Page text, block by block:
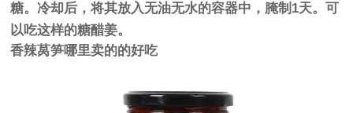
糖。冷却后，将其放入无油无水的容器中，腌制1天。可
以吃这样的糖醋姜。
香辣莴笋哪里卖的的好吃